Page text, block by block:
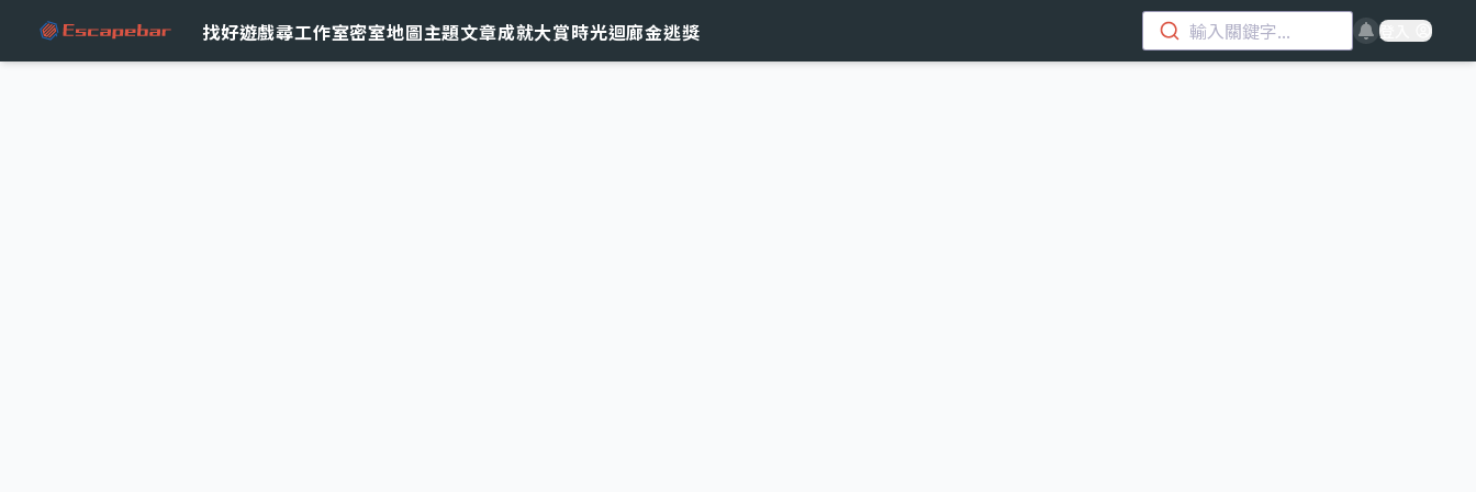
找好遊戲尋工作室密室地圖主題文章成就大賞時光迴廊金逃獎 輸入關鍵字... 登入